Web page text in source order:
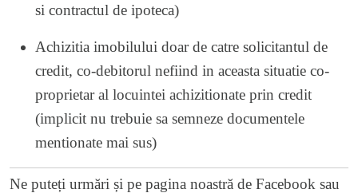
si contractul de ipoteca)
Achizitia imobilului doar de catre solicitantul de
credit, co-debitorul nefiind in aceasta situatie co-
proprietar al locuintei achizitionate prin credit
(implicit nu trebuie sa semneze documentele
mentionate mai sus)
Ne puteți urmări și pe pagina noastră de Facebook sau